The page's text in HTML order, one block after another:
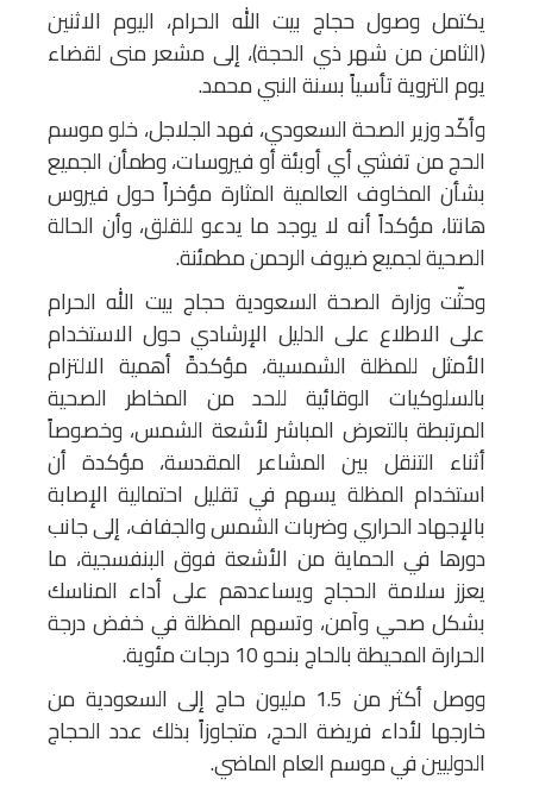
يكتمل وصول حجاج بيت الله الحرام، اليوم الاثنين
(الثامن من شهر ذي الحجة)، إلى مشعر منى لقضاء
يوم التروية تأسياً بسنة النبي محمد.
وأكّد وزير الصحة السعودي، فهد الجلاجل، خلو موسم
الحج من تفشي أي أوبئة أو فيروسات، وطمأن الجميع
بشأن المخاوف العالمية المثارة مؤخراً حول فيروس
هانتا، مؤكداً أنه لا يوجد ما يدعو للقلق، وأن الحالة
الصحية لجميع ضيوف الرحمن مطمئنة.
وحثّت وزارة الصحة السعودية حجاج بيت الله الحرام
على الاطلاع على الدليل الإرشادي حول الاستخدام
الأمثل للمظلة الشمسية، مؤكدةً أهمية الالتزام
بالسلوكيات الوقائية للحد من المخاطر الصحية
المرتبطة بالتعرض المباشر لأشعة الشمس، وخصوصاً
أثناء التنقل بين المشاعر المقدسة، مؤكدة أن
استخدام المظلة يسهم في تقليل احتمالية الإصابة
بالإجهاد الحراري وضربات الشمس والجفاف، إلى جانب
دورها في الحماية من الأشعة فوق البنفسجية، ما
يعزز سلامة الحجاج ويساعدهم على أداء المناسك
بشكل صحي وآمن، وتسهم المظلة في خفض درجة
الحرارة المحيطة بالحاج بنحو 10 درجات مئوية.
ووصل أكثر من 1.5 مليون حاج إلى السعودية من
خارجها لأداء فريضة الحج، متجاوزاً بذلك عدد الحجاج
الدوليين في موسم العام الماضي.